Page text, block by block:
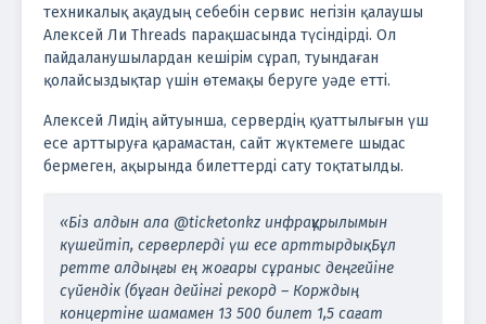
техникалық ақаудың себебін сервис негізін қалаушы
Алексей Ли Threads парақшасында түсіндірді. Ол
пайдаланушылардан кешірім сұрап, туындаған
қолайсыздықтар үшін өтемақы беруге уәде етті.
Алексей Лидің айтуынша, сервердің қуаттылығын үш
есе арттыруға қарамастан, сайт жүктемеге шыдас
бермеген, ақырында билеттерді сату тоқтатылды.
«Біз алдын ала @ticketonkz инфрақұрылымын
күшейтіп, серверлерді үш есе арттырдық. Бұл
ретте алдыңғы ең жоғары сұраныс деңгейіне
сүйендік (бұған дейінгі рекорд – Корждың
концертіне шамамен 13 500 билет 1,5 сағат